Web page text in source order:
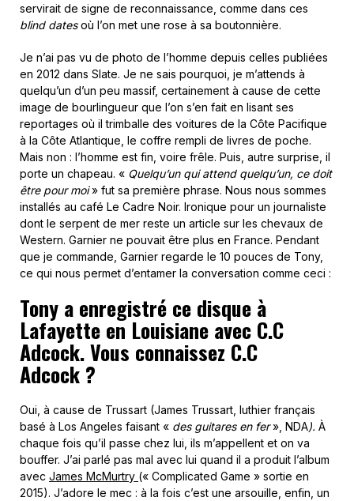
servirait de signe de reconnaissance, comme dans ces
blind datesoù l’on met une rose à sa boutonnière.
Je n’ai pas vu de photo de l’homme depuis celles publiées
en 2012 dans Slate. Je ne sais pourquoi, je m’attends à
quelqu’un d’un peu massif, certainement à cause de cette
image de bourlingueur que l’on s’en fait en lisant ses
reportages où il trimballe des voitures de la Côte Pacifique
à la Côte Atlantique, le coffre rempli de livres de poche.
Mais non : l’homme est fin, voire frêle. Puis, autre surprise, il
porte un chapeau. « Quelqu’un qui attend quelqu’un, ce doit
être pour moi» fut sa première phrase. Nous nous sommes
installés au café Le Cadre Noir. Ironique pour un journaliste
dont le serpent de mer reste un article sur les chevaux de
Western. Garnier ne pouvait être plus en France. Pendant
que je commande, Garnier regarde le 10 pouces de Tony,
ce qui nous permet d’entamer la conversation comme ceci :
Tony a enregistré ce disque à
Lafayette en Louisiane avec C.C
Adcock. Vous connaissez C.C
Adcock ?
Oui, à cause de Trussart (James Trussart, luthier français
basé à Los Angeles faisant « des guitares en fer», NDA). À
chaque fois qu’il passe chez lui, ils m’appellent et on va
bouffer. J’ai parlé pas mal avec lui quand il a produit l’album
avec James McMurtry (« Complicated Game » sortie en
2015). J’adore le mec : à la fois c’est une arsouille, enfin, un